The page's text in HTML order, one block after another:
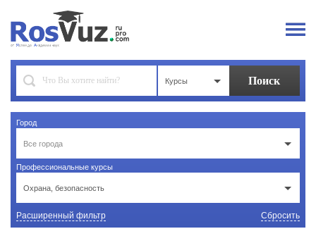
Курсы
Город
Все города
Профессиональные курсы
Охрана, безопасность
Расширенный фильтр Сбросить